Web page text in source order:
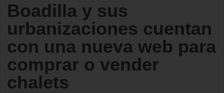
Boadilla y sus
urbanizaciones cuentan
con una nueva web para
comprar o vender
chalets